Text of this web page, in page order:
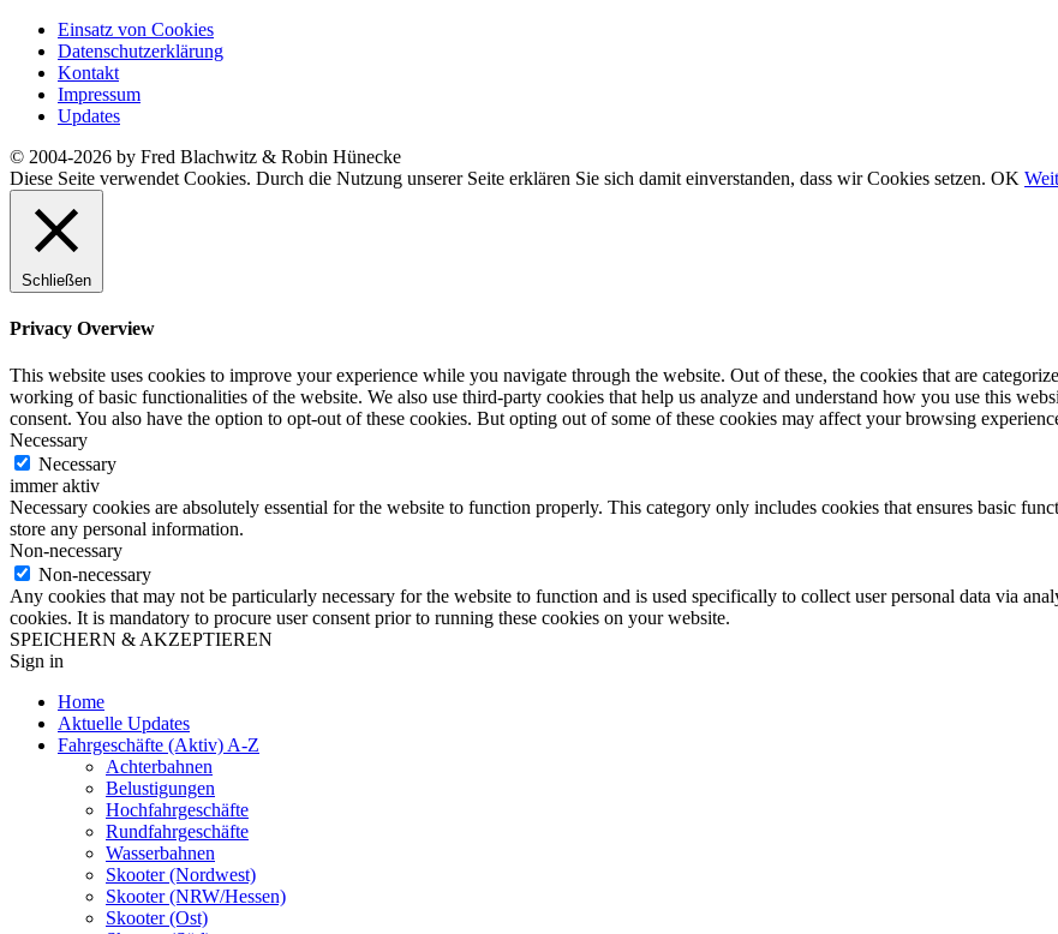
Einsatz von Cookies
Datenschutzerklärung
Kontakt
Impressum
Updates
© 2004-2026 by Fred Blachwitz & Robin Hünecke
Diese Seite verwendet Cookies. Durch die Nutzung unserer Seite erklären Sie sich damit einverstanden, dass wir Cookies setzen. OK
Schließen
Privacy Overview
This website uses cookies to improve your experience while you navigate through the website. Out of these, the cookies that are
working of basic functionalities of the website. We also use third-party cookies that help us analyze and understand how you use this
consent. You also have the option to opt-out of these cookies. But opting out of some of these cookies may affect your browsing
Necessary
Necessary
immer aktiv
Necessary cookies are absolutely essential for the website to function properly. This category only includes cookies that ensures basic
store any personal information.
Non-necessary
Non-necessary
Any cookies that may not be particularly necessary for the website to function and is used specifically to collect user personal data via
cookies. It is mandatory to procure user consent prior to running these cookies on your website.
SPEICHERN & AKZEPTIEREN
Sign in
Home
Aktuelle Updates
Fahrgeschäfte (Aktiv) A-Z
Achterbahnen
Belustigungen
Hochfahrgeschäfte
Rundfahrgeschäfte
Wasserbahnen
Skooter (Nordwest)
Skooter (NRW/Hessen)
Skooter (Ost)